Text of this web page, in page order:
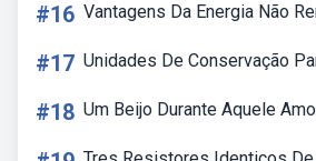
#16 Vantagens Da Energia Não
#17 Unidades De Conservação
#18 Um Beijo Durante Aquele